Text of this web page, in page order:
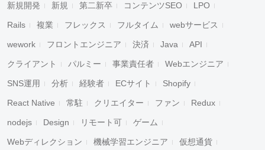
キャンセル
新規開発 新規 第二新卒 コンテンツSEO LPO
Rails 複業 フレックス フルタイム webサービス
wework フロントエンジニア 決済 Java API
クライアント パルミー 事業責任者 Webエンジニア
SNS運用 分析 経験者 ECサイト Shopify
React Native 常駐 クリエイター ファン Redux
nodejs Design リモート可 ゲーム
Webディレクション 機械学習エンジニア 仮想通貨